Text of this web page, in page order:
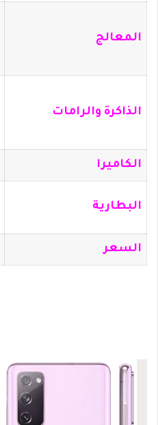
المعالج
الذاكرة والرامات
الكاميرا
البطارية
السعر